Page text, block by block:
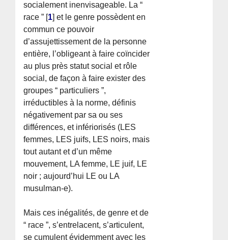
socialement inenvisageable. La “
race ” [1] et le genre possèdent en
commun ce pouvoir
d’assujettissement de la personne
entière, l’obligeant à faire coïncider
au plus près statut social et rôle
social, de façon à faire exister des
groupes “ particuliers ”,
irréductibles à la norme, définis
négativement par sa ou ses
différences, et infériorisés (LES
femmes, LES juifs, LES noirs, mais
tout autant et d’un même
mouvement, LA femme, LE juif, LE
noir ; aujourd’hui LE ou LA
musulman-e).
Mais ces inégalités, de genre et de
“ race ”, s’entrelacent, s’articulent,
se cumulent évidemment avec les